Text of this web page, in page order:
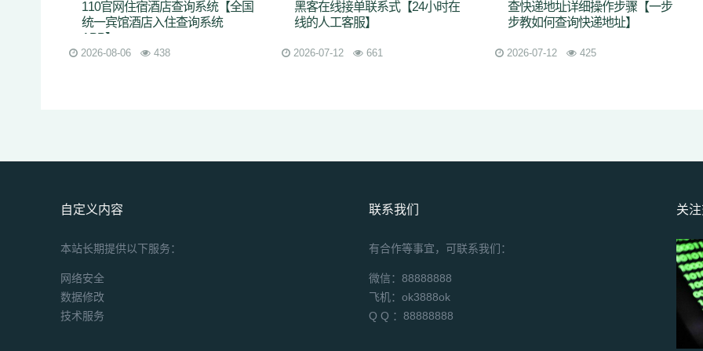
110官网住宿酒店查询系统【全国
统一宾馆酒店入住查询系统
2026-08-06 438
黑客在线接单联系式【24小时在
线的人工客服】
2026-07-12 661
查快递地址详细操作步骤【一步
步教如何查询快递地址】
2026-07-12 425
自定义内容
本站长期提供以下服务：
网络安全
数据修改
技术服务
联系我们
有合作等事宜，可联系我们：
微信：88888888
飞机：ok3888ok
Q Q ：88888888
关